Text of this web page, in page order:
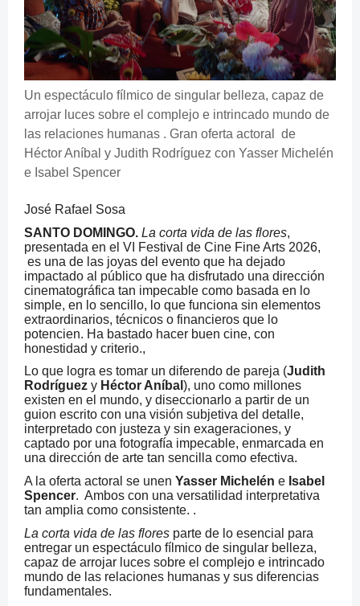
Un espectáculo fílmico de singular belleza, capaz de
arrojar luces sobre el complejo e intrincado mundo de
las relaciones humanas . Gran oferta actoral de
Héctor Aníbal y Judith Rodríguez con Yasser Michelén
e Isabel Spencer
José Rafael Sosa
SANTO DOMINGO. La corta vida de las flores,
presentada en el VI Festival de Cine Fine Arts 2026,
es una de las joyas del evento que ha dejado
impactado al público que ha disfrutado una dirección
cinematográfica tan impecable como basada en lo
simple, en lo sencillo, lo que funciona sin elementos
extraordinarios, técnicos o financieros que lo
potencien. Ha bastado hacer buen cine, con
honestidad y criterio.,
Lo que logra es tomar un diferendo de pareja (Judith
Rodríguez y Héctor Aníbal ), uno como millones
existen en el mundo, y diseccionarlo a partir de un
guion escrito con una visión subjetiva del detalle,
interpretado con justeza y sin exageraciones, y
captado por una fotografía impecable, enmarcada en
una dirección de arte tan sencilla como efectiva.
A la oferta actoral se unen Yasser Michelén e Isabel
Spencer. Ambos con una versatilidad interpretativa
tan amplia como consistente. .
La corta vida de las flores parte de lo esencial para
entregar un espectáculo fílmico de singular belleza,
capaz de arrojar luces sobre el complejo e intrincado
mundo de las relaciones humanas y sus diferencias
fundamentales.